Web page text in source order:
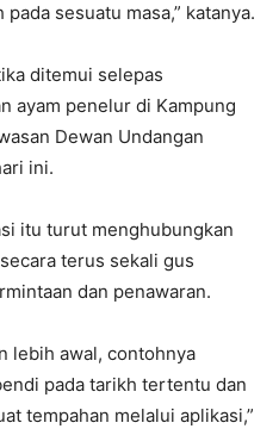
sesuatu masa,” katanya.
ditemui selepas
ayam penelur di Kampung
Dewan Undangan
ini.
itu turut menghubungkan
terus sekali gus
dan penawaran.
lebih awal, contohnya
pada tarikh tertentu dan
tempahan melalui aplikasi,”